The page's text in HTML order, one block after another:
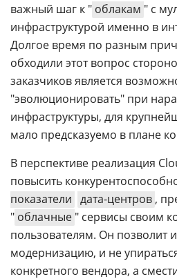
важный шаг к " облакам " с
инфраструктурой именно в
Долгое время по разным
обходили этот вопрос
заказчиков является
"эволюционировать" при
инфраструктуры, для
мало предсказуемо в плане
В перспективе реализация
повысить
показатели дата-центров ,
" облачные " сервисы своим
пользователям. Он позволит
модернизацию, и не
конкретного вендора, а